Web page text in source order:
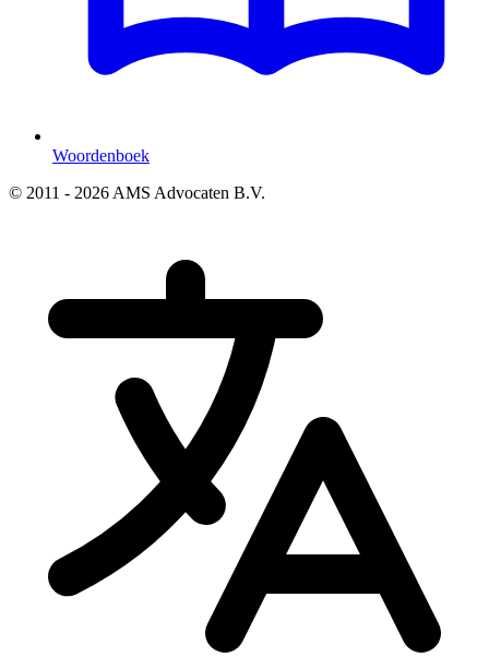
Woordenboek
© 2011 - 2026 AMS Advocaten B.V.